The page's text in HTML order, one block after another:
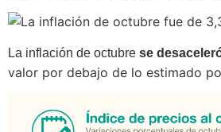
La inflación de octubre se
valor por debajo de lo estimado